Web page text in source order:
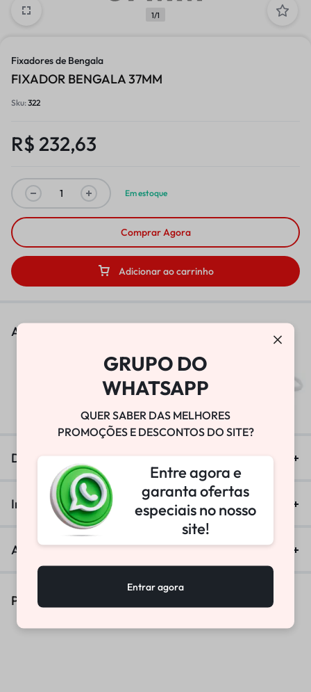
1/1
Fixadores de Bengala
FIXADOR BENGALA 37MM
Sku:322
R$ 232,63
Em estoque
Adicionar ao carrinho
Comprar Agora
As pessoas também viram
BOMBA DE VÁCUO
25.800,00
Descrição
Informação adicional
Avaliações (0)
Produtos Similares
GRUPO DO
WHATSAPP
QUER SABER DAS MELHORES
PROMOÇÕES E DESCONTOS DO SITE?
Entre agora e
garanta ofertas
especiais no nosso
site!
Entrar agora